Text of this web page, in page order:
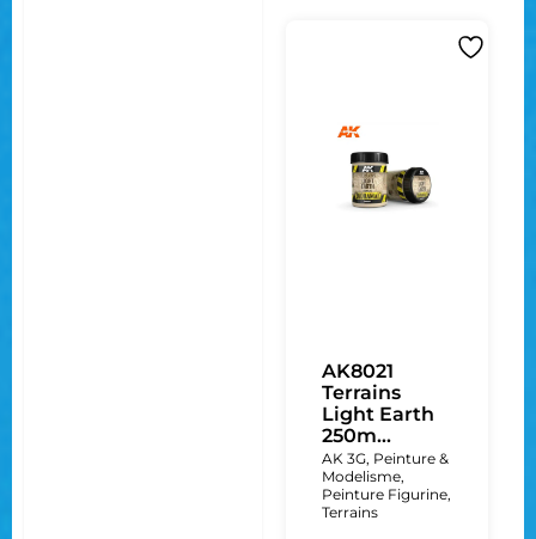
AK8021
Terrains
Light Earth
250m...
AK 3G, Peinture &
Modelisme,
Peinture Figurine,
Terrains